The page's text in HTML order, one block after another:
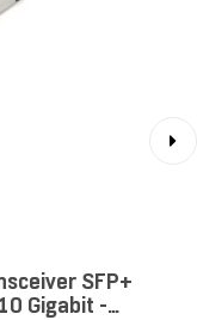
SFP+
Gigabit -